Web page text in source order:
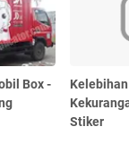
Box -
Stiker